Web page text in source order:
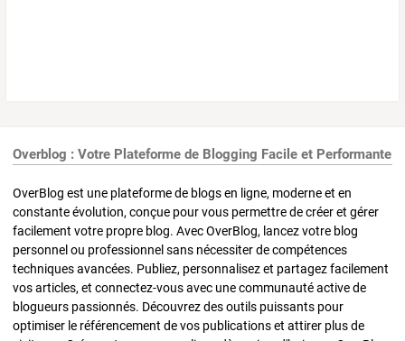
Overblog : Votre Plateforme de Blogging Facile et Performante
OverBlog est une plateforme de blogs en ligne, moderne et en
constante évolution, conçue pour vous permettre de créer et gérer
facilement votre propre blog. Avec OverBlog, lancez votre blog
personnel ou professionnel sans nécessiter de compétences
techniques avancées. Publiez, personnalisez et partagez facilement
vos articles, et connectez-vous avec une communauté active de
blogueurs passionnés. Découvrez des outils puissants pour
optimiser le référencement de vos publications et attirer plus de